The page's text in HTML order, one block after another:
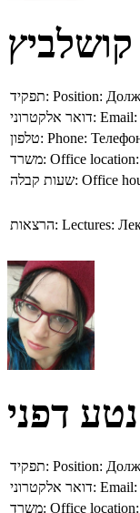
תפקיד: Position:
דואר אלקטרוני: Email:
טלפון: Phone:
משרד: Office location:
שעות קבלה: Office
הרצאות: Lectures:
נטע דפני
תפקיד: Position:
דואר אלקטרוני: Email:
משרד: Office location: